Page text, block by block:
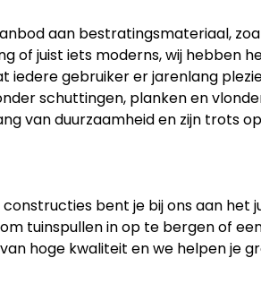
aan bestratingsmateriaal,
of juist iets moderns, wij hebben
iedere gebruiker er jarenlang
schuttingen, planken en
van duurzaamheid en zijn trots
bent je bij ons aan het
tuinspullen in op te bergen of
hoge kwaliteit en we helpen je